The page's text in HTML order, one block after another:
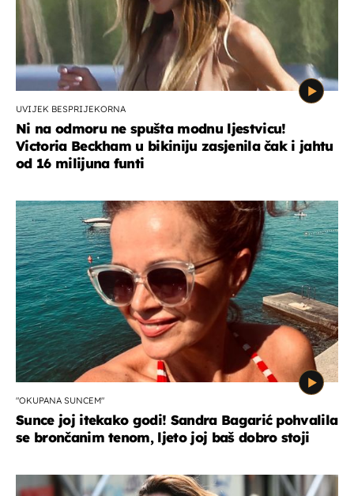
UVIJEK BESPRIJEKORNA
Ni na odmoru ne spušta modnu ljestvicu!
Victoria Beckham u bikiniju zasjenila čak i jahtu
od 16 milijuna funti
"OKUPANA SUNCEM"
Sunce joj itekako godi! Sandra Bagarić pohvalila
se brončanim tenom, ljeto joj baš dobro stoji